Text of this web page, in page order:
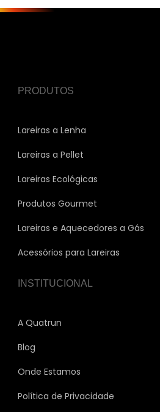
PRODUTOS
Lareiras a Lenha
Lareiras a Pellet
Lareiras Ecológicas
Produtos Gourmet
Lareiras e Aquecedores a Gás
Acessórios para Lareiras
INSTITUCIONAL
A Quatrun
Blog
Onde Estamos
Política de Privacidade